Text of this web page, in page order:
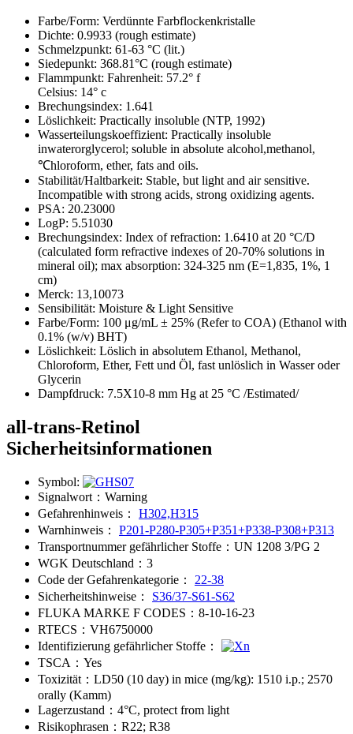
Farbe/Form: Verdünnte Farbflockenkristalle
Dichte: 0.9933 (rough estimate)
Schmelzpunkt: 61-63 °C (lit.)
Siedepunkt: 368.81°C (rough estimate)
Flammpunkt: Fahrenheit: 57.2° f
Celsius: 14° c
Brechungsindex: 1.641
Löslichkeit: Practically insoluble (NTP, 1992)
Wasserteilungskoeffizient: Practically insoluble
inwaterorglycerol; soluble in absolute alcohol,methanol,
℃hloroform, ether, fats and oils.
Stabilität/Haltbarkeit: Stable, but light and air sensitive.
Incompatible with strong acids, strong oxidizing agents.
PSA: 20.23000
LogP: 5.51030
Brechungsindex: Index of refraction: 1.6410 at 20 °C/D
(calculated form refractive indexes of 20-70% solutions in
mineral oil); max absorption: 324-325 nm (E=1,835, 1%, 1
cm)
Merck: 13,10073
Sensibilität: Moisture & Light Sensitive
Farbe/Form: 100 μg/mL ± 25% (Refer to COA) (Ethanol with
0.1% (w/v) BHT)
Löslichkeit: Löslich in absolutem Ethanol, Methanol,
Chloroform, Ether, Fett und Öl, fast unlöslich in Wasser oder
Glycerin
Dampfdruck: 7.5X10-8 mm Hg at 25 °C /Estimated/
all-trans-Retinol
Sicherheitsinformationen
Symbol:
Signalwort： Warning
Gefahrenhinweis：
H302,H315
Warnhinweis：
P201-P280-P305+P351+P338-P308+P313
Transportnummer gefährlicher Stoffe： UN 1208 3/PG 2
WGK Deutschland： 3
Code der Gefahrenkategorie：
22-38
Sicherheitshinweise：
S36/37-S61-S62
FLUKA MARKE F CODES： 8-10-16-23
RTECS： VH6750000
Identifizierung gefährlicher Stoffe：
TSCA： Yes
Toxizität： LD50 (10 day) in mice (mg/kg): 1510 i.p.; 2570
orally (Kamm)
Lagerzustand： 4°C, protect from light
Risikophrasen： R22; R38